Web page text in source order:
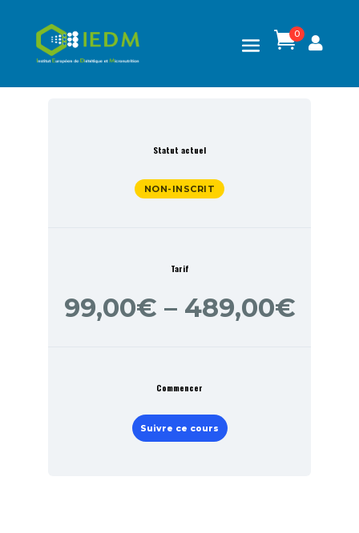
0

Statut actuel
NON-INSCRIT
Tarif
99,00€ – 489,00€
Commencer
Suivre ce cours